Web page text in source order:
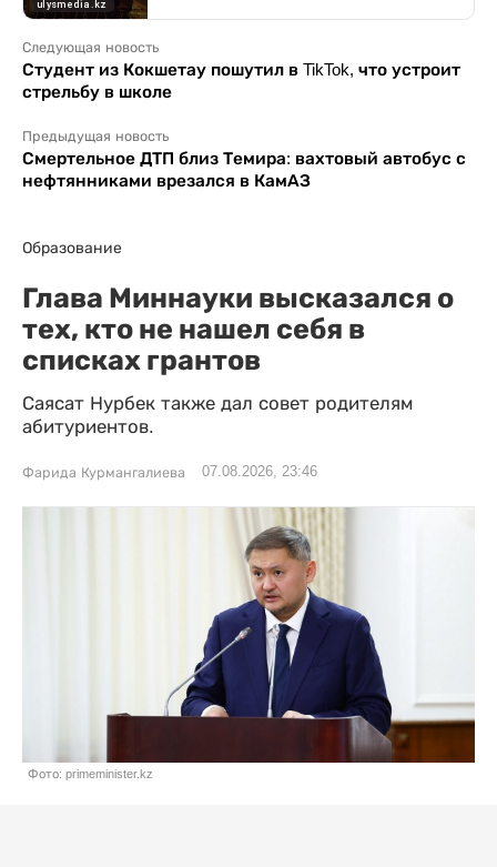
Следующая новость
Студент из Кокшетау пошутил в TikTok, что устроит
стрельбу в школе
Предыдущая новость
Смертельное ДТП близ Темира: вахтовый автобус с
нефтянниками врезался в КамАЗ
Образование
Глава Миннауки высказался о
тех, кто не нашел себя в
списках грантов
Саясат Нурбек также дал совет родителям
абитуриентов.
Фарида Курмангалиева 07.08.2026, 23:46
Фото: primeminister.kz